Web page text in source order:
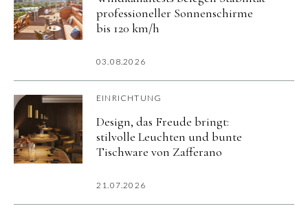
professioneller Sonnenschirme
bis 120 km/h
03.08.2026
EINRICHTUNG
Design, das Freude bringt:
stilvolle Leuchten und bunte
Tischware von Zafferano
21.07.2026